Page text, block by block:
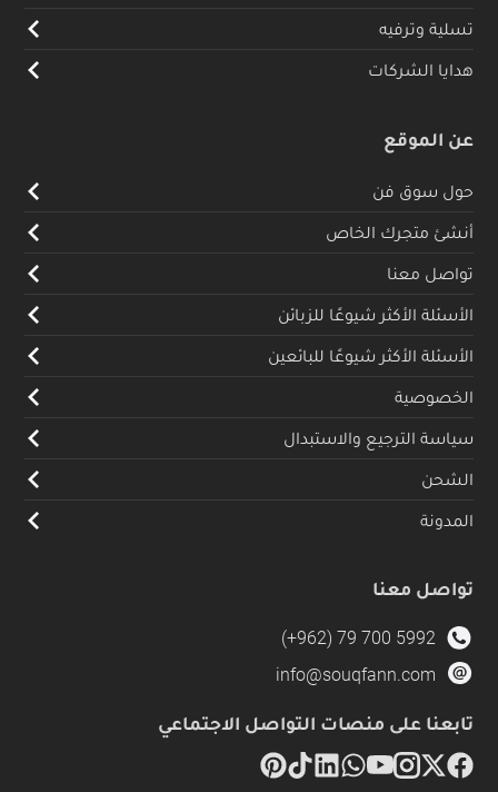
تسلية وترفيه
هدايا الشركات
عن الموقع
حول سوق فن
أنشئ متجرك الخاص
تواصل معنا
الأسئلة الأكثر شيوعًا للزبائن
الأسئلة الأكثر شيوعًا للبائعين
الخصوصية
سياسة الترجيع والاستبدال
الشحن
المدونة
تواصل معنا
(+962) 79 700 5992
info@souqfann.com
تابعنا على منصات التواصل الاجتماعي